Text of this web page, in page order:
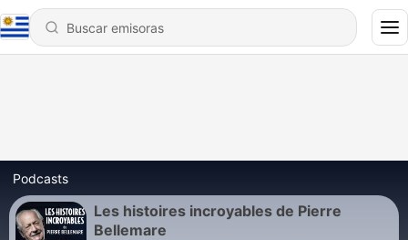
Podcasts
Les histoires incroyables de Pierre
Bellemare